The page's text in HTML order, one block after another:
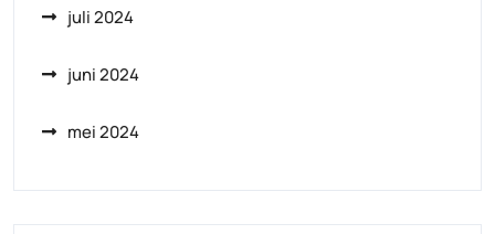
juli 2024
juni 2024
mei 2024